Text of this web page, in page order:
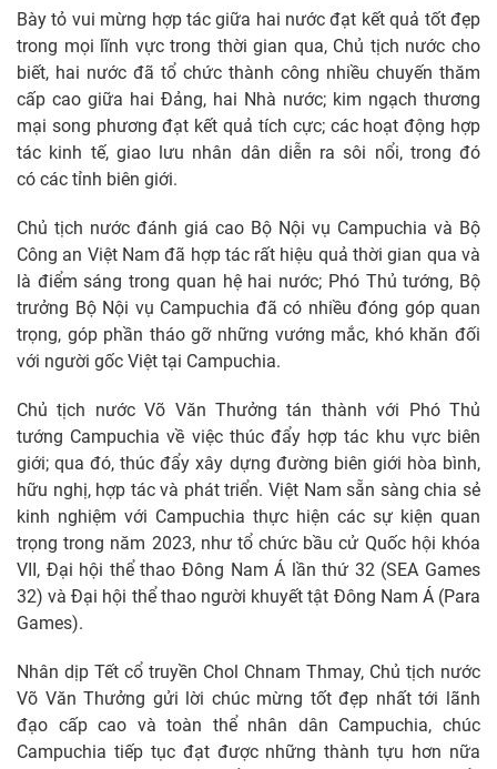
Bày tỏ vui mừng hợp tác giữa hai nước đạt kết quả tốt đẹp
trong mọi lĩnh vực trong thời gian qua, Chủ tịch nước cho
biết, hai nước đã tổ chức thành công nhiều chuyến thăm
cấp cao giữa hai Đảng, hai Nhà nước; kim ngạch thương
mại song phương đạt kết quả tích cực; các hoạt động hợp
tác kinh tế, giao lưu nhân dân diễn ra sôi nổi, trong đó
có các tỉnh biên giới.
Chủ tịch nước đánh giá cao Bộ Nội vụ Campuchia và Bộ
Công an Việt Nam đã hợp tác rất hiệu quả thời gian qua và
là điểm sáng trong quan hệ hai nước; Phó Thủ tướng, Bộ
trưởng Bộ Nội vụ Campuchia đã có nhiều đóng góp quan
trọng, góp phần tháo gỡ những vướng mắc, khó khăn đối
với người gốc Việt tại Campuchia.
Chủ tịch nước Võ Văn Thưởng tán thành với Phó Thủ
tướng Campuchia về việc thúc đẩy hợp tác khu vực biên
giới; qua đó, thúc đẩy xây dựng đường biên giới hòa bình,
hữu nghị, hợp tác và phát triển. Việt Nam sẵn sàng chia sẻ
kinh nghiệm với Campuchia thực hiện các sự kiện quan
trọng trong năm 2023, như tổ chức bầu cử Quốc hội khóa
VII, Đại hội thể thao Đông Nam Á lần thứ 32 (SEA Games
32) và Đại hội thể thao người khuyết tật Đông Nam Á (Para
Games).
Nhân dịp Tết cổ truyền Chol Chnam Thmay, Chủ tịch nước
Võ Văn Thưởng gửi lời chúc mừng tốt đẹp nhất tới lãnh
đạo cấp cao và toàn thể nhân dân Campuchia, chúc
Campuchia tiếp tục đạt được những thành tựu hơn nữa